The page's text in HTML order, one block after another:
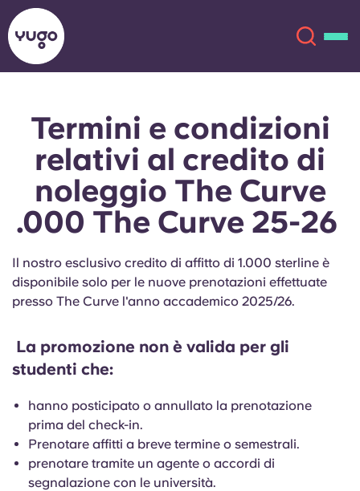
Chi siamo
Sedi
Altro
English (US)
Chinese
Seleziona un paese
Seleziona una città
Seleziona una residenza
Accedi
English (GB)
English (US)
Chinese Español
Deutsch
Italian French
Portuguese
Termini e condizioni
relativi al credito di
noleggio The Curve
.000 The Curve 25-26
Il nostro esclusivo credito di affitto di 1.000 sterline è
disponibile solo per le nuove prenotazioni effettuate
presso The Curve l'anno accademico 2025/26.
La promozione non è valida per gli
studenti che:
hanno posticipato o annullato la prenotazione
prima del check-in.
Prenotare affitti a breve termine o semestrali.
prenotare tramite un agente o accordi di
segnalazione con le università.